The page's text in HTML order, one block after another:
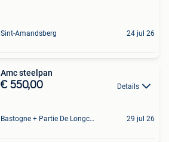
Sint-Amandsberg 24 jul 26
Amc steelpan
€ 550,00 Details
Bastogne + Partie De Longchamps Et Sibret 29 jul 26